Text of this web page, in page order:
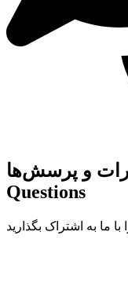
و پرسش‌ها
Questions
ما به اشتراک بگذارید